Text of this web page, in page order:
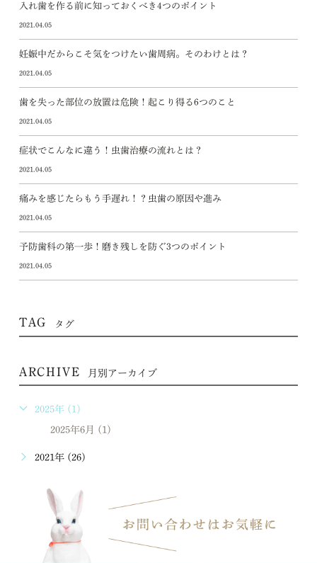
入れ歯を作る前に知っておくべき4つのポイント
2021.04.05
妊娠中だからこそ気をつけたい歯周病。そのわけとは？
2021.04.05
歯を失った部位の放置は危険！起こり得る6つのこと
2021.04.05
症状でこんなに違う！虫歯治療の流れとは？
2021.04.05
痛みを感じたらもう手遅れ！？虫歯の原因や進み
2021.04.05
予防歯科の第一歩！磨き残しを防ぐ3つのポイント
2021.04.05
TAG タグ
ARCHIVE 月別アーカイブ
2025年 (1)
2025年6月 (1)
2021年 (26)